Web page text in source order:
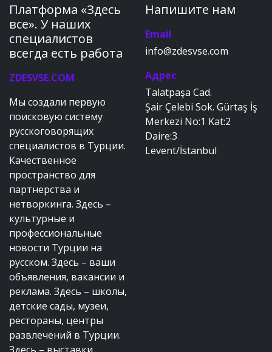
Платформа «Здесь
все». У наших
специалистов
всегда есть работа
ZDESVSE.COM
Мы создали первую
поисковую систему
русскоговорящих
специалистов в Турции.
Качественное
пространство для
партнерства и
нетворкинга. Здесь –
культурные и
профессиональные
новости Турции на
русском. Здесь – ваши
объявления, вакансии и
реклама. Здесь – школы,
детские сады, музеи,
рестораны, центры
развлечений в Турции.
Напишите нам
Email
info@zdesvse.com
Адрес
Talatpaşa Cad.
Şair Çelebi Sok. Gürtaş İş
Merkezi No:1 Kat:2
Daire:3
Levent/İstanbul